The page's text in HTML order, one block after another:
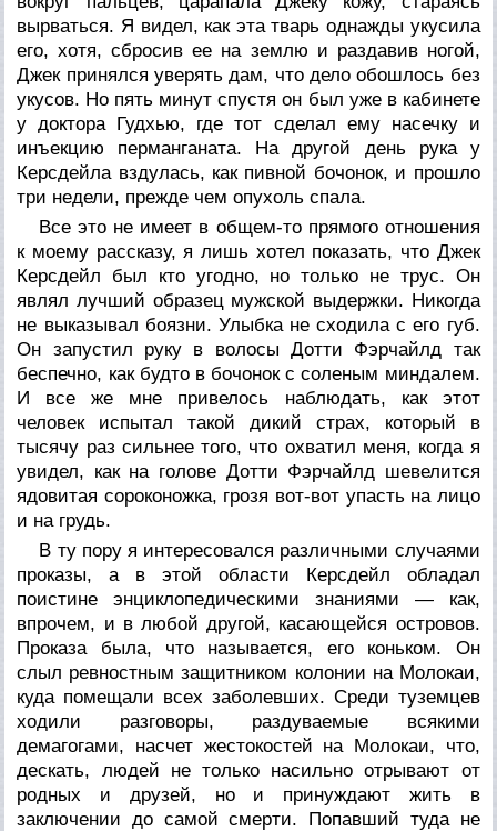
вырваться. Я видел, как эта тварь однажды укусила
его, хотя, сбросив ее на землю и раздавив ногой,
Джек принялся уверять дам, что дело обошлось без
укусов. Но пять минут спустя он был уже в кабинете
у доктора Гудхью, где тот сделал ему насечку и
инъекцию перманганата. На другой день рука у
Керсдейла вздулась, как пивной бочонок, и прошло
три недели, прежде чем опухоль спала.
Все это не имеет в общем-то прямого отношения
к моему рассказу, я лишь хотел показать, что Джек
Керсдейл был кто угодно, но только не трус. Он
являл лучший образец мужской выдержки. Никогда
не выказывал боязни. Улыбка не сходила с его губ.
Он запустил руку в волосы Дотти Фэрчайлд так
беспечно, как будто в бочонок с соленым миндалем.
И все же мне привелось наблюдать, как этот
человек испытал такой дикий страх, который в
тысячу раз сильнее того, что охватил меня, когда я
увидел, как на голове Дотти Фэрчайлд шевелится
ядовитая сороконожка, грозя вот-вот упасть на лицо
и на грудь.
В ту пору я интересовался различными случаями
проказы, а в этой области Керсдейл обладал
поистине энциклопедическими знаниями — как,
впрочем, и в любой другой, касающейся островов.
Проказа была, что называется, его коньком. Он
слыл ревностным защитником колонии на Молокаи,
куда помещали всех заболевших. Среди туземцев
ходили разговоры, раздуваемые всякими
демагогами, насчет жестокостей на Молокаи, что,
дескать, людей не только насильно отрывают от
родных и друзей, но и принуждают жить в
заключении до самой смерти. Попавший туда не